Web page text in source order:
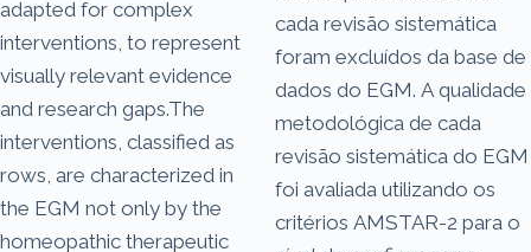
adapted for complex
interventions, to represent
visually relevant evidence
and research gaps.The
interventions, classified as
rows, are characterized in
the EGM not only by the
homeopathic therapeutic
cada revisão sistemática
foram excluídos da base de
dados do EGM. A qualidade
metodológica de cada
revisão sistemática do EGM
foi avaliada utilizando os
critérios AMSTAR-2 para o